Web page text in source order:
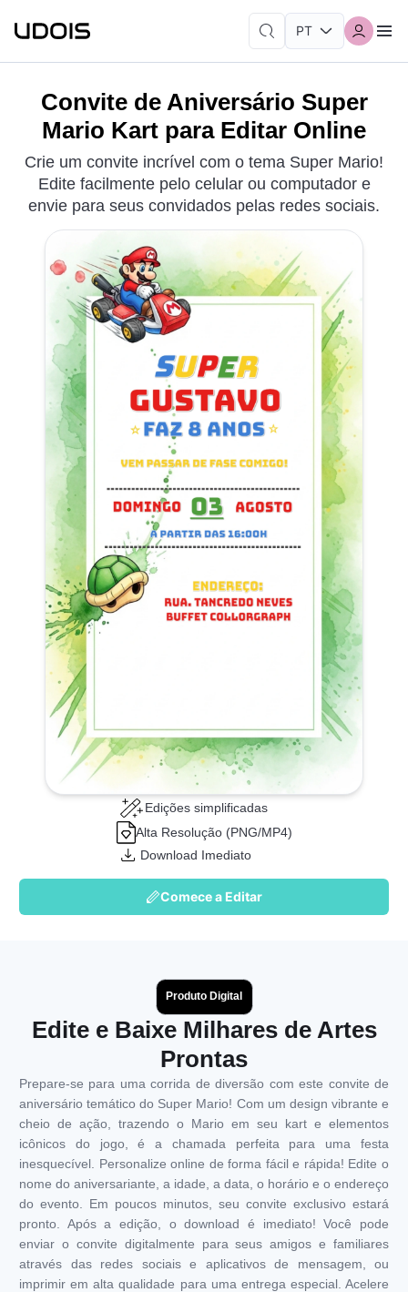
Convite de Aniversário Super
Mario Kart para Editar Online
Crie um convite incrível com o tema Super Mario!
Edite facilmente pelo celular ou computador e
envie para seus convidados pelas redes sociais.
Edições simplificadas
Alta Resolução (PNG/MP4)
Download Imediato
Comece a Editar
Produto Digital
Edite e Baixe Milhares de Artes
Prontas
Prepare-se para uma corrida de diversão com este convite de
aniversário temático do Super Mario! Com um design vibrante e
cheio de ação, trazendo o Mario em seu kart e elementos
icônicos do jogo, é a chamada perfeita para uma festa
inesquecível. Personalize online de forma fácil e rápida! Edite o
nome do aniversariante, a idade, a data, o horário e o endereço
do evento. Em poucos minutos, seu convite exclusivo estará
pronto. Após a edição, o download é imediato! Você pode
enviar o convite digitalmente para seus amigos e familiares
através das redes sociais e aplicativos de mensagem, ou
imprimir em alta qualidade para uma entrega especial. Acelere